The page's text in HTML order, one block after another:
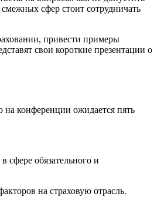
сфер стоит сотрудничать
привести примеры
свои короткие презентации о
конференции ожидается пять
обязательного и
на страховую отрасль.